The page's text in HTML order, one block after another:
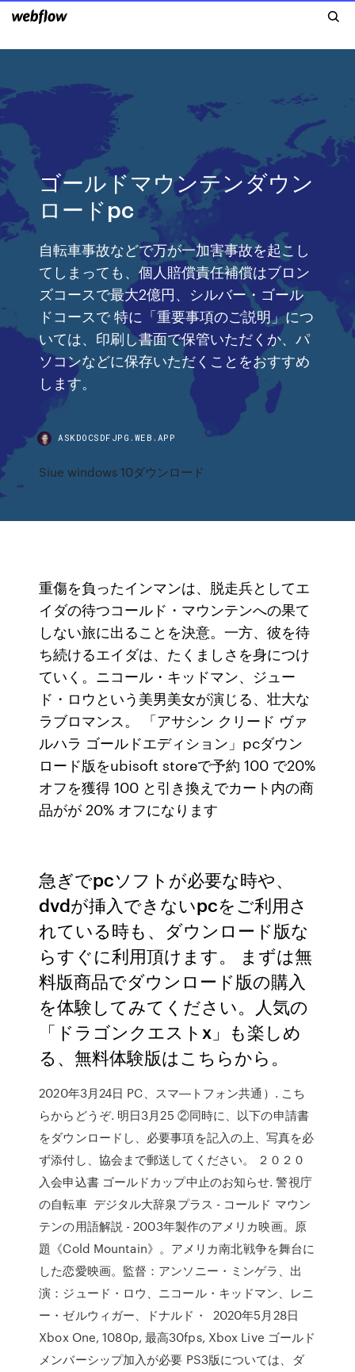
ゴールドマウンテンダウン
ロードpc
自転車事故などで万が一加害事故を起こし
てしまっても、個人賠償責任補償はブロン
ズコースで最大2億円、シルバー・ゴール
ドコースで 特に「重要事項のご説明」につ
いては、印刷し書面で保管いただくか、パ
ソコンなどに保存いただくことをおすすめ
します。
ASKDOCSDFJPG.WEB.APP
Siue windows 10ダウンロード
重傷を負ったインマンは、脱走兵としてエ
イダの待つコールド・マウンテンへの果て
しない旅に出ることを決意。一方、彼を待
ち続けるエイダは、たくましさを身につけ
ていく。ニコール・キッドマン、ジュー
ド・ロウという美男美女が演じる、壮大な
ラブロマンス。 「アサシン クリード ヴァ
ルハラ ゴールドエディション」pcダウン
ロード版をubisoft storeで予約 100 で20%
オフを獲得 100 と引き換えでカート内の商
品がが 20% オフになります
急ぎでpcソフトが必要な時や、
dvdが挿入できないpcをご利用さ
れている時も、ダウンロード版な
らすぐに利用頂けます。 まずは無
料版商品でダウンロード版の購入
を体験してみてください。人気の
「ドラゴンクエストx」も楽しめ
る、無料体験版はこちらから。
2020年3月24日 PC、スマ―トフォン共通）. こち
らからどうぞ. 明日3月25 ②同時に、以下の申請書
をダウンロードし、必要事項を記入の上、写真を必
ず添付し、協会まで郵送してください。 ２０２０
入会申込書 ゴールドカップ中止のお知らせ. 警視庁
の自転車 デジタル大辞泉プラス - コールド マウン
テンの用語解説 - 2003年製作のアメリカ映画。原
題《Cold Mountain》。アメリカ南北戦争を舞台に
した恋愛映画。監督：アンソニー・ミンゲラ、出
演：ジュード・ロウ、ニコール・キッドマン、レニ
ー・ゼルウィガー、ドナルド・ 2020年5月28日
Xbox One, 1080p, 最高30fps, Xbox Live ゴールド
メンバーシップ加入が必要 PS3版については、ダ